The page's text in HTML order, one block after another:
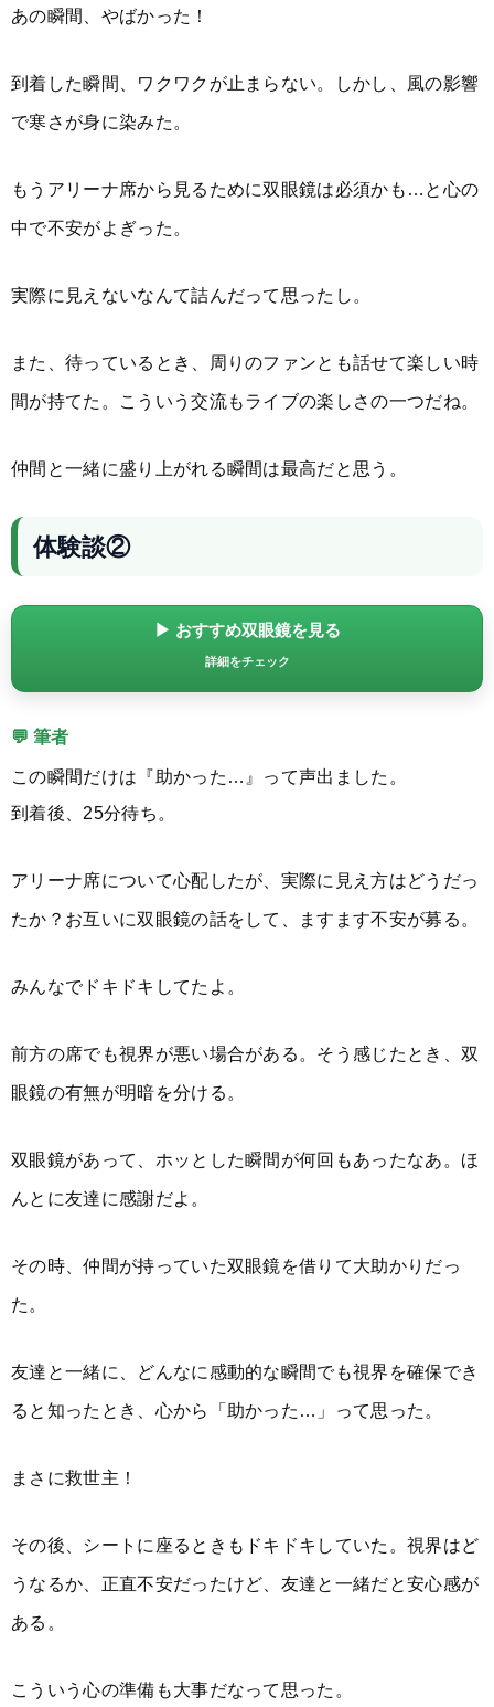
あの瞬間、やばかった！
到着した瞬間、ワクワクが止まらない。しかし、風の影響
で寒さが身に染みた。
もうアリーナ席から見るために双眼鏡は必須かも…と心の
中で不安がよぎった。
実際に見えないなんて詰んだって思ったし。
また、待っているとき、周りのファンとも話せて楽しい時
間が持てた。こういう交流もライブの楽しさの一つだね。
仲間と一緒に盛り上がれる瞬間は最高だと思う。
体験談②
▶ おすすめ双眼鏡を見る
詳細をチェック
💬 筆者
この瞬間だけは『助かった…』って声出ました。
到着後、25分待ち。
アリーナ席について心配したが、実際に見え方はどうだっ
たか？お互いに双眼鏡の話をして、ますます不安が募る。
みんなでドキドキしてたよ。
前方の席でも視界が悪い場合がある。そう感じたとき、双
眼鏡の有無が明暗を分ける。
双眼鏡があって、ホッとした瞬間が何回もあったなあ。ほ
んとに友達に感謝だよ。
その時、仲間が持っていた双眼鏡を借りて大助かりだっ
た。
友達と一緒に、どんなに感動的な瞬間でも視界を確保でき
ると知ったとき、心から「助かった…」って思った。
まさに救世主！
その後、シートに座るときもドキドキしていた。視界はど
うなるか、正直不安だったけど、友達と一緒だと安心感が
ある。
こういう心の準備も大事だなって思った。